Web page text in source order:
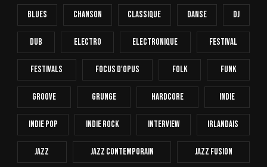
Blues Chanson Classique Danse Dj
Dub Electro Electronique FESTIVAL
Festivals Focus D'Opus Folk Funk
Groove Grunge Hardcore INDIE
Indie Pop Indie Rock Interview Irlandais
Jazz Jazz Contemporain Jazz Fusion